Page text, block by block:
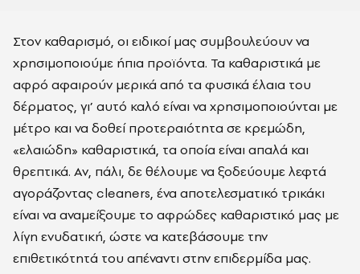
Στον καθαρισμό, οι ειδικοί μας συμβουλεύουν να
χρησιμοποιούμε ήπια προϊόντα. Τα καθαριστικά με
αφρό αφαιρούν μερικά από τα φυσικά έλαια του
δέρματος, γι’ αυτό καλό είναι να χρησιμοποιούνται με
μέτρο και να δοθεί προτεραιότητα σε κρεμώδη,
«ελαιώδη» καθαριστικά, τα οποία είναι απαλά και
θρεπτικά. Αν, πάλι, δε θέλουμε να ξοδεύουμε λεφτά
αγοράζοντας cleaners, ένα αποτελεσματικό τρικάκι
είναι να αναμείξουμε το αφρώδες καθαριστικό μας με
λίγη ενυδατική, ώστε να κατεβάσουμε την
επιθετικότητά του απέναντι στην επιδερμίδα μας.